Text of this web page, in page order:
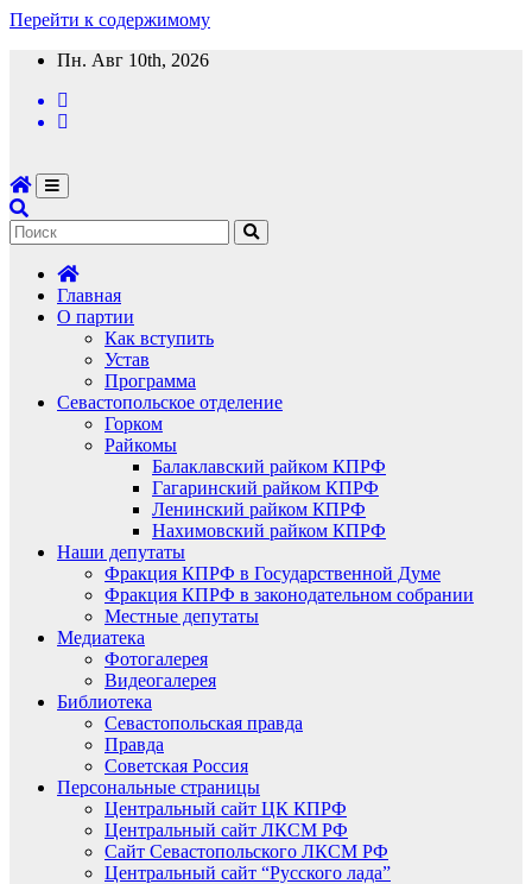
Перейти к содержимому
Пн. Авг 10th, 2026
Главная
О партии
Как вступить
Устав
Программа
Севастопольское отделение
Горком
Райкомы
Балаклавский райком КПРФ
Гагаринский райком КПРФ
Ленинский райком КПРФ
Нахимовский райком КПРФ
Наши депутаты
Фракция КПРФ в Государственной Думе
Фракция КПРФ в законодательном собрании
Местные депутаты
Медиатека
Фотогалерея
Видеогалерея
Библиотека
Севастопольская правда
Правда
Советская Россия
Персональные страницы
Центральный сайт ЦК КПРФ
Центральный сайт ЛКСМ РФ
Сайт Севастопольского ЛКСМ РФ
Центральный сайт “Русского лада”